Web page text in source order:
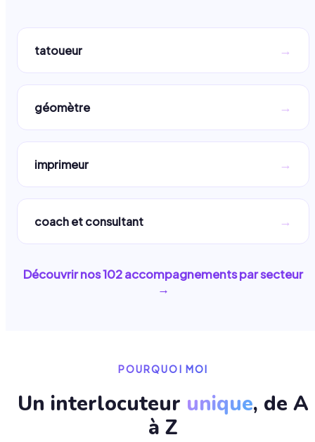
tatoueur →
géomètre →
imprimeur →
coach et consultant →
Découvrir nos102accompagnements par secteur
→
POURQUOI MOI
Un interlocuteur unique, de A
à Z